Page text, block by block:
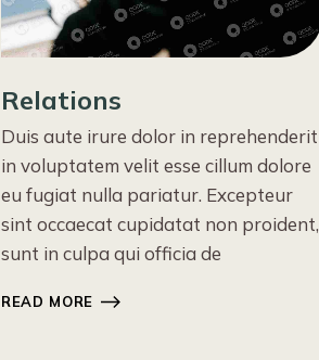
Relations
Duis aute irure dolor in reprehenderit
in voluptatem velit esse cillum dolore
eu fugiat nulla pariatur. Excepteur
sint occaecat cupidatat non proident,
sunt in culpa qui officia de
READ MORE